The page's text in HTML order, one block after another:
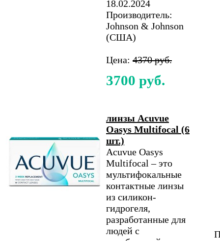
18.02.2024
Производитель:
Johnson & Johnson
(США)
Цена: 4370 руб.
3700 руб.
линзы Acuvue
Oasys Multifocal (6
шт.)
Acuvue Oasys
Multifocal – это
мультифокальные
контактные линзы
из силикон-
гидрогеля,
разработанные для
людей с